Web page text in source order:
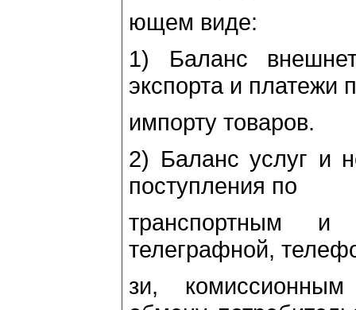
ющем виде:
1) Баланс
экспорта и платежи
импорту товаров.
2) Баланс услуг и
поступления по
транспортным и
телеграфной,
зи, комиссионным